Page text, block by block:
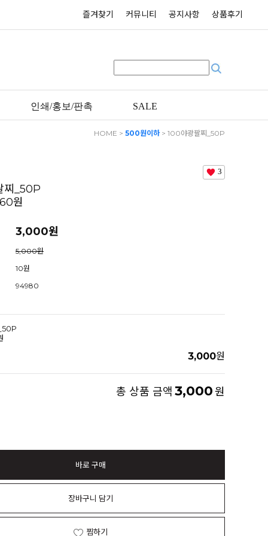
즐겨찾기 커뮤니티 공지사항 상품후기
인쇄/홍보/판촉 SALE
HOME > 500원이하> 100야광팔찌_50P
3
찌_50P
원
3,000원
5,000원
10원
94980
3,000원
총 상품 금액 3,000원
바로 구매
장바구니 담기
찜하기